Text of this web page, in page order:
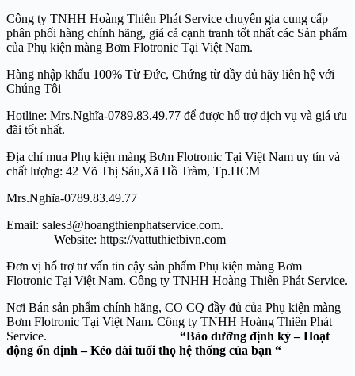
Công ty TNHH Hoàng Thiên Phát Service chuyên gia cung cấp
phân phối hàng chính hãng, giá cả cạnh tranh tốt nhất các Sản phẩm
của Phụ kiện màng Bơm Flotronic Tại Việt Nam.
Hàng nhập khẩu 100% Từ Đức, Chứng từ đầy đủ hãy liên hệ với
Chúng Tôi
Hotline: Mrs.Nghĩa-0789.83.49.77 để được hổ trợ dịch vụ và giá ưu
đãi tốt nhất.
Địa chỉ mua Phụ kiện màng Bơm Flotronic Tại Việt Nam uy tín và
chất lượng: 42 Võ Thị Sáu,Xã Hồ Tràm, Tp.HCM
Mrs.Nghĩa-0789.83.49.77
Email: sales3@hoangthienphatservice.com.
Website: https://vattuthietbivn.com
Đơn vị hổ trợ tư vấn tin cậy sản phẩm Phụ kiện màng Bơm
Flotronic Tại Việt Nam. Công ty TNHH Hoàng Thiên Phát Service.
Nơi Bán sản phẩm chính hãng, CO CQ đầy đủ của Phụ kiện màng
Bơm Flotronic Tại Việt Nam. Công ty TNHH Hoàng Thiên Phát
Service.
“Bảo dưỡng định kỳ – Hoạt
động ổn định – Kéo dài tuổi thọ hệ thống của bạn “